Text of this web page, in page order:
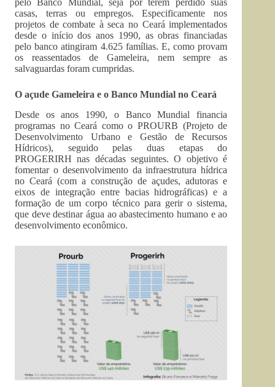
pelo Banco Mundial, seja por terem perdido suas
casas, terras ou empregos. Especificamente nos
projetos de combate à seca no Ceará implementados
desde o início dos anos 1990, as obras financiadas
pelo banco atingiram 4.625 famílias. E, como provam
os reassentados de Gameleira, nem sempre as
salvaguardas foram cumpridas.
O açude Gameleira e o Banco Mundial no Ceará
Desde os anos 1990, o Banco Mundial financia
programas no Ceará como o PROURB (Projeto de
Desenvolvimento Urbano e Gestão de Recursos
Hídricos), seguido pelas duas etapas do
PROGERIRH nas décadas seguintes. O objetivo é
fomentar o desenvolvimento da infraestrutura hídrica
no Ceará (com a construção de açudes, adutoras e
eixos de integração entre bacias hidrográficas) e a
formação de um corpo técnico para gerir o sistema,
que deve destinar água ao abastecimento humano e ao
desenvolvimento econômico.